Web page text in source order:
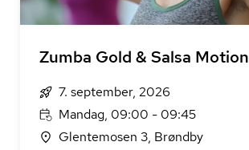
Zumba Gold & Salsa Motion
7. september, 2026
Mandag, 09:00 - 09:45
Glentemosen 3, Brøndby